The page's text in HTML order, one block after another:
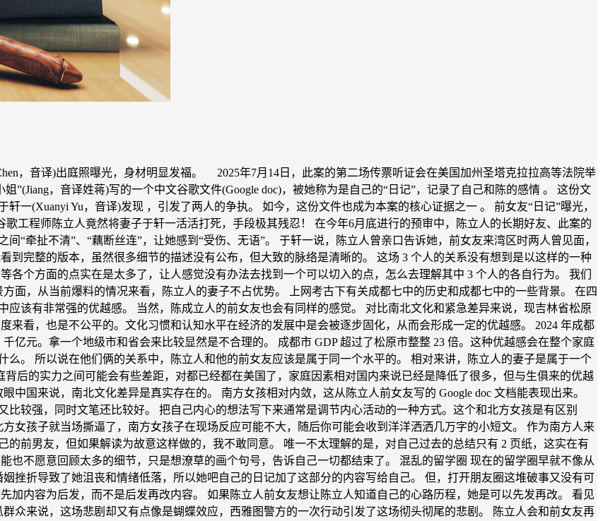
，音译)出庭照曝光，身材明显发福。 2025年7月14日，此案的第二场传票听证会在美国加州圣塔克拉拉高等法院举
”(Jiang，音译姓蒋)写的一个中文谷歌文件(Google doc)，被她称为是自己的“日记”，记录了自己和陈的感情 。 这份文
一(Xuanyi Yu，音译)发现 ，引发了两人的争执。 如今，这份文件也成为本案的核心证据之一 。 前女友“日记”曝光，
工程师陈立人竟然将妻子于轩一活活打死，手段极其残忍！ 在今年6月底进行的预审中，陈立人的长期好友、此案的
“牵扯不清”、“藕断丝连”，让她感到“受伤、无语”。 于轩一说，陈立人曾亲口告诉她，前女友来湾区时两人曾见面，
到完整的版本，虽然很多细节的描述没有公布，但大致的脉络是清晰的。 这场 3 个人的关系没有想到是以这样的一种
个方面的点实在是太多了，让人感觉没有办法去找到一个可以切入的点，怎么去理解其中 3 个人的各自行为。 我们
面，从当前爆料的情况来看，陈立人的妻子不占优势。 上网考古下有关成都七中的历史和成都七中的一些背景。 在四
该有非常强的优越感。 当然，陈成立人的前女友也会有同样的感觉。 对比南北文化和紧急差异来说，现吉林省松原
来看，也是不公平的。文化习惯和认知水平在经济的发展中是会被逐步固化，从而会形成一定的优越感。 2024 年成都
亿元。拿一个地级市和省会来比较显然是不合理的。 成都市 GDP 超过了松原市整整 23 倍。这种优越感会在整个家庭
。 所以说在他们俩的关系中，陈立人和他的前女友应该是属于同一个水平的。 相对来讲，陈立人的妻子是属于一个
后的实力之间可能会有些差距，对都已经都在美国了，家庭因素相对国内来说已经是降低了很多，但与生俱来的优越
国来说，南北文化差异是真实存在的。 南方女孩相对内敛，这从陈立人前女友写的 Google doc 文档能表现出来。
较强，同时文笔还比较好。 把自己内心的想法写下来通常是调节内心活动的一种方式。这个和北方女孩是有区别
女孩子就当场撕逼了，南方女孩子在现场反应可能不大，随后你可能会收到洋洋洒洒几万字的小短文。 作为南方人来
前男友，但如果解读为故意这样做的，我不敢同意。 唯一不太理解的是，对自己过去的总结只有 2 页纸，这实在有
也不愿意回顾太多的细节，只是想潦草的画个句号，告诉自己一切都结束了。 混乱的留学圈 现在的留学圈早就不像从
挫折导致了她沮丧和情绪低落，所以她吧自己的日记加了这部分的内容写给自己。 但，打开朋友圈这堆破事又没有可
加内容为后发，而不是后发再改内容。 如果陈立人前女友想让陈立人知道自己的心路历程，她是可以先发再改。 看见
众来说，这场悲剧却又有点像是蝴蝶效应，西雅图警方的一次行动引发了这场彻头彻尾的悲剧。 陈立人会和前女友再